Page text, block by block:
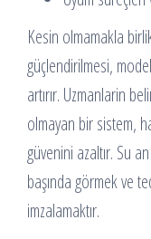
Kesin olmamakla
güçlendirilmesi,
artırır. Uzmanlarin
olmayan bir sistem,
güvenini azaltır. Su
başında görmek ve
imzalamaktır.